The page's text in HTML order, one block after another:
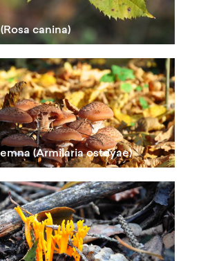
canina)
(Armilaria ostoyae)